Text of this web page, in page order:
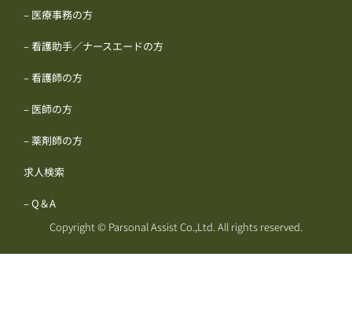
– 医療事務の方
– 看護助手／ナースエードの方
– 看護師の方
– 医師の方
– 薬剤師の方
求人検索
– Q＆A
Copyright © Parsonal Assist Co.,Ltd. All rights reserved.